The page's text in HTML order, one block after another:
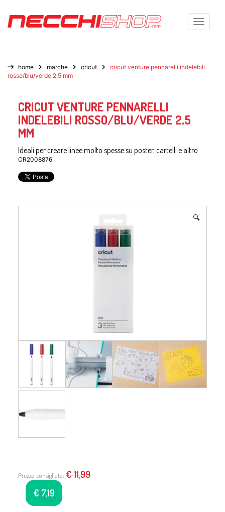
Toggle
home marche cricut
cricut venture pennarelli indelebili
rosso/blu/verde 2,5 mm
CRICUT VENTURE PENNARELLI
INDELEBILI ROSSO/BLU/VERDE 2,5
MM
Ideali per creare linee molto spesse su poster, cartelli e altro
CR2008876
🔍
Prezzo consigliato: €11,99
€ 7,19